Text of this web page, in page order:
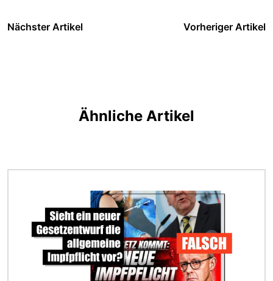
Nächster Artikel Vorheriger Artikel
Ähnliche Artikel